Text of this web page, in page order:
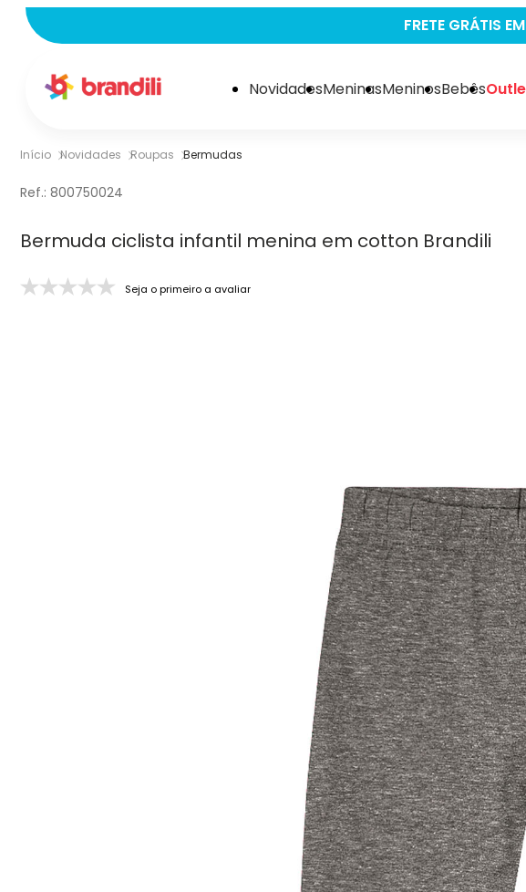
NovidadesMeninasMeninosBebês
Início Novidades Roupas Bermudas
Ref.: 800750024
Bermuda ciclista infantil menina em cotton Brandili
Seja o primeiro a avaliar